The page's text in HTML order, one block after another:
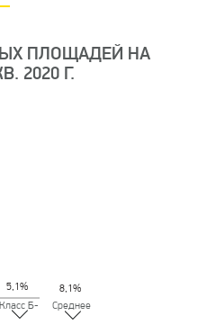
ПЛОЩАДЕЙ НА
2020 Г.
5,1%
Класс Б-
8,1%
Среднее